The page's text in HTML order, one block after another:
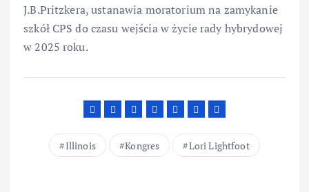
J.B.Pritzkera, ustanawia moratorium na zamykanie
szkół CPS do czasu wejścia w życie rady hybrydowej
w 2025 roku.
Illinois Kongres Lori Lightfoot